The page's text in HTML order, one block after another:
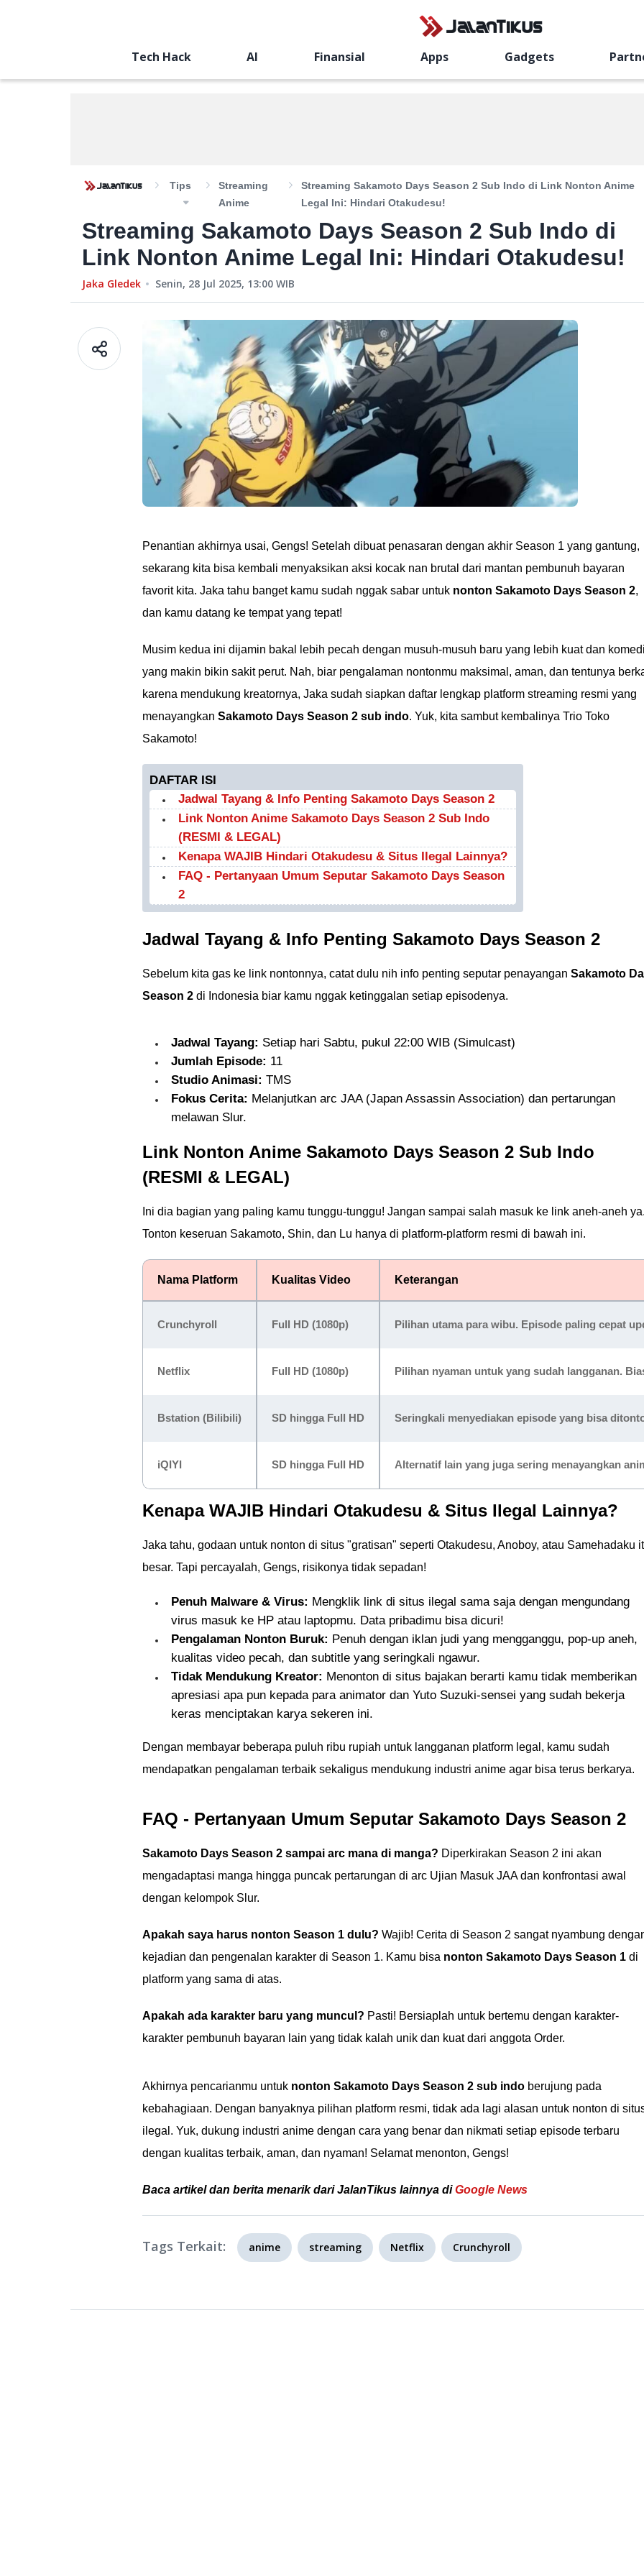
Tech Hack AI Finansial Apps Gadgets
Tips
Streaming
Anime
Streaming Sakamoto Days Season 2 Sub Indo di Link Nonton Anime
Legal Ini: Hindari Otakudesu!
Streaming Sakamoto Days Season 2 Sub Indo di
Link Nonton Anime Legal Ini: Hindari Otakudesu!
Jaka Gledek Senin, 28 Jul 2025, 13:00 WIB
Penantian akhirnya usai, Gengs! Setelah dibuat penasaran dengan akhir Season 1 yang gantung,
sekarang kita bisa kembali menyaksikan aksi kocak nan brutal dari mantan pembunuh bayaran
favorit kita. Jaka tahu banget kamu sudah nggak sabar untuk nonton Sakamoto Days Season 2,
dan kamu datang ke tempat yang tepat!
Musim kedua ini dijamin bakal lebih pecah dengan musuh-musuh baru yang lebih kuat dan
yang makin bikin sakit perut. Nah, biar pengalaman nontonmu maksimal, aman, dan tentunya
karena mendukung kreatornya, Jaka sudah siapkan daftar lengkap platform streaming resmi yang
menayangkan Sakamoto Days Season 2 sub indo. Yuk, kita sambut kembalinya Trio Toko
Sakamoto!
DAFTAR ISI
Jadwal Tayang & Info Penting Sakamoto Days Season 2
Link Nonton Anime Sakamoto Days Season 2 Sub Indo
(RESMI & LEGAL)
Kenapa WAJIB Hindari Otakudesu & Situs Ilegal Lainnya?
FAQ - Pertanyaan Umum Seputar Sakamoto Days Season
2
Jadwal Tayang & Info Penting Sakamoto Days Season 2
Sebelum kita gas ke link nontonnya, catat dulu nih info penting seputar penayangan Sakamoto
Season 2 di Indonesia biar kamu nggak ketinggalan setiap episodenya.
Jadwal Tayang: Setiap hari Sabtu, pukul 22:00 WIB (Simulcast)
Jumlah Episode: 11
Studio Animasi: TMS
Fokus Cerita: Melanjutkan arc JAA (Japan Assassin Association) dan pertarungan
melawan Slur.
Link Nonton Anime Sakamoto Days Season 2 Sub Indo
(RESMI & LEGAL)
Ini dia bagian yang paling kamu tunggu-tunggu! Jangan sampai salah masuk ke link aneh-aneh
Tonton keseruan Sakamoto, Shin, dan Lu hanya di platform-platform resmi di bawah ini.
Nama Platform Kualitas Video Keterangan
Crunchyroll Full HD (1080p) Pilihan utama para wibu. Episode paling cepat
Netflix Full HD (1080p) Pilihan nyaman untuk yang sudah langganan.
Bstation (Bilibili) SD hingga Full HD Seringkali menyediakan episode yang bisa
iQIYI SD hingga Full HD Alternatif lain yang juga sering menayangkan
Kenapa WAJIB Hindari Otakudesu & Situs Ilegal Lainnya?
Jaka tahu, godaan untuk nonton di situs "gratisan" seperti Otakudesu, Anoboy, atau Samehadaku
besar. Tapi percayalah, Gengs, risikonya tidak sepadan!
Penuh Malware & Virus: Mengklik link di situs ilegal sama saja dengan mengundang
virus masuk ke HP atau laptopmu. Data pribadimu bisa dicuri!
Pengalaman Nonton Buruk: Penuh dengan iklan judi yang mengganggu, pop-up aneh,
kualitas video pecah, dan subtitle yang seringkali ngawur.
Tidak Mendukung Kreator: Menonton di situs bajakan berarti kamu tidak memberikan
apresiasi apa pun kepada para animator dan Yuto Suzuki-sensei yang sudah bekerja
keras menciptakan karya sekeren ini.
Dengan membayar beberapa puluh ribu rupiah untuk langganan platform legal, kamu sudah
mendapatkan pengalaman terbaik sekaligus mendukung industri anime agar bisa terus berkarya.
FAQ - Pertanyaan Umum Seputar Sakamoto Days Season 2
Sakamoto Days Season 2 sampai arc mana di manga? Diperkirakan Season 2 ini akan
mengadaptasi manga hingga puncak pertarungan di arc Ujian Masuk JAA dan konfrontasi awal
dengan kelompok Slur.
Apakah saya harus nonton Season 1 dulu? Wajib! Cerita di Season 2 sangat nyambung
kejadian dan pengenalan karakter di Season 1. Kamu bisa nonton Sakamoto Days Season 1 di
platform yang sama di atas.
Apakah ada karakter baru yang muncul? Pasti! Bersiaplah untuk bertemu dengan karakter-
karakter pembunuh bayaran lain yang tidak kalah unik dan kuat dari anggota Order.
Akhirnya pencarianmu untuk nonton Sakamoto Days Season 2 sub indo berujung pada
kebahagiaan. Dengan banyaknya pilihan platform resmi, tidak ada lagi alasan untuk nonton di
ilegal. Yuk, dukung industri anime dengan cara yang benar dan nikmati setiap episode terbaru
dengan kualitas terbaik, aman, dan nyaman! Selamat menonton, Gengs!
Baca artikel dan berita menarik dari JalanTikus lainnya diGoogle News
Tags Terkait: anime streaming Netflix Crunchyroll